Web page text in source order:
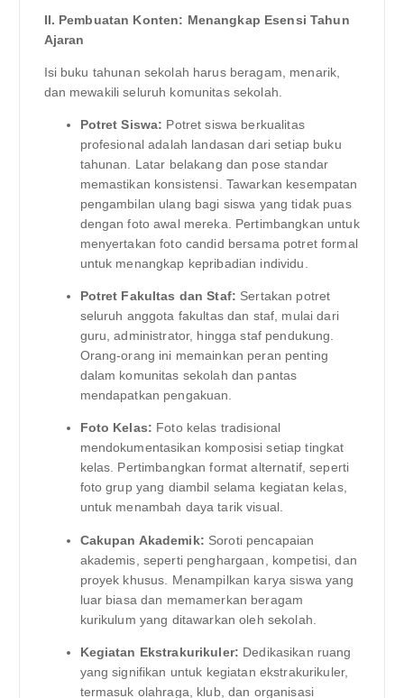
II. Pembuatan Konten: Menangkap Esensi Tahun
Ajaran
Isi buku tahunan sekolah harus beragam, menarik,
dan mewakili seluruh komunitas sekolah.
Potret Siswa: Potret siswa berkualitas
profesional adalah landasan dari setiap buku
tahunan. Latar belakang dan pose standar
memastikan konsistensi. Tawarkan kesempatan
pengambilan ulang bagi siswa yang tidak puas
dengan foto awal mereka. Pertimbangkan untuk
menyertakan foto candid bersama potret formal
untuk menangkap kepribadian individu.
Potret Fakultas dan Staf: Sertakan potret
seluruh anggota fakultas dan staf, mulai dari
guru, administrator, hingga staf pendukung.
Orang-orang ini memainkan peran penting
dalam komunitas sekolah dan pantas
mendapatkan pengakuan.
Foto Kelas: Foto kelas tradisional
mendokumentasikan komposisi setiap tingkat
kelas. Pertimbangkan format alternatif, seperti
foto grup yang diambil selama kegiatan kelas,
untuk menambah daya tarik visual.
Cakupan Akademik: Soroti pencapaian
akademis, seperti penghargaan, kompetisi, dan
proyek khusus. Menampilkan karya siswa yang
luar biasa dan memamerkan beragam
kurikulum yang ditawarkan oleh sekolah.
Kegiatan Ekstrakurikuler: Dedikasikan ruang
yang signifikan untuk kegiatan ekstrakurikuler,
termasuk olahraga, klub, dan organisasi